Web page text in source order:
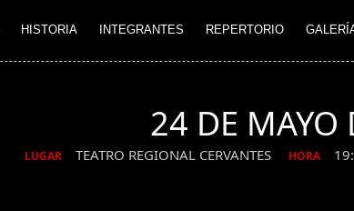
HISTORIA INTEGRANTES REPERTORIO
24 DE MAYO
LUGAR TEATRO REGIONAL CERVANTES HORA